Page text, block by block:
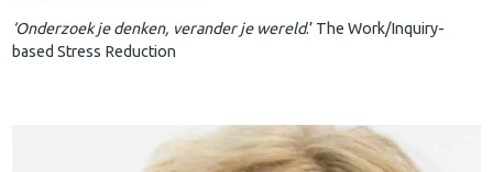
‘Onderzoek je denken, verander je wereld.’ The Work/Inquiry-
based Stress Reduction